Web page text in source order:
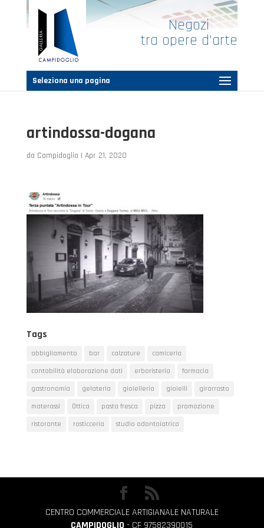
Negozi
tra opere d’arte
Seleziona una pagina
artindossa-dogana
da Campidoglio | Apr 21, 2020
Tags
abbigliamento bar calzature
camiceria
contabilità elaborazione dati
erboristeria
farmacia
gastronomia
gelateria gioielleria gioielli
girarrosto
materassi
Ottica pasta fresca pizza
promozione
ristorante
rosticceria studio odontoiatrico
CENTRO COMMERCIALE ARTIGIANALE NATURALE
CAMPIDOGLIO - CF 97582390015